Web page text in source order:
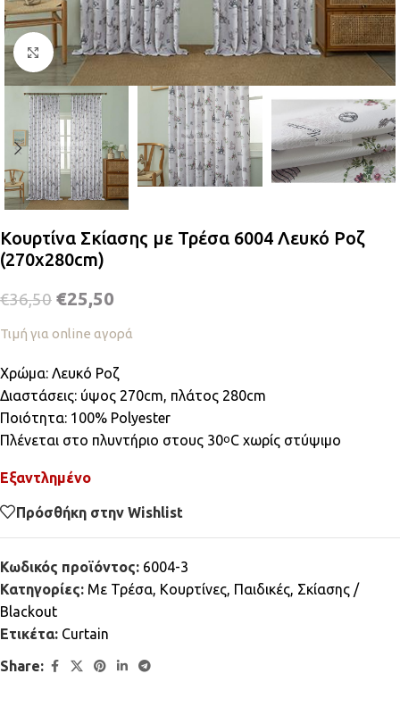
Κλικ για μεγέθυνση
Κουρτίνα Σκίασης με Τρέσα 6004 Λευκό Ροζ
(270x280cm)
€36,50 €25,50
Τιμή για online αγορά
Χρώμα: Λευκό Ροζ
Διαστάσεις: ύψος 270cm, πλάτος 280cm
Ποιότητα: 100% Polyester
Πλένεται στο πλυντήριο στους 30οC χωρίς στύψιμο
Εξαντλημένο
Πρόσθήκη στην Wishlist
Κωδικός προϊόντος: 6004-3
Κατηγορίες: Mε Τρέσα, Κουρτίνες, Παιδικές, Σκίασης /
Blackout
Ετικέτα: Curtain
Share: